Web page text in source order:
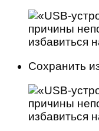
Сохранить